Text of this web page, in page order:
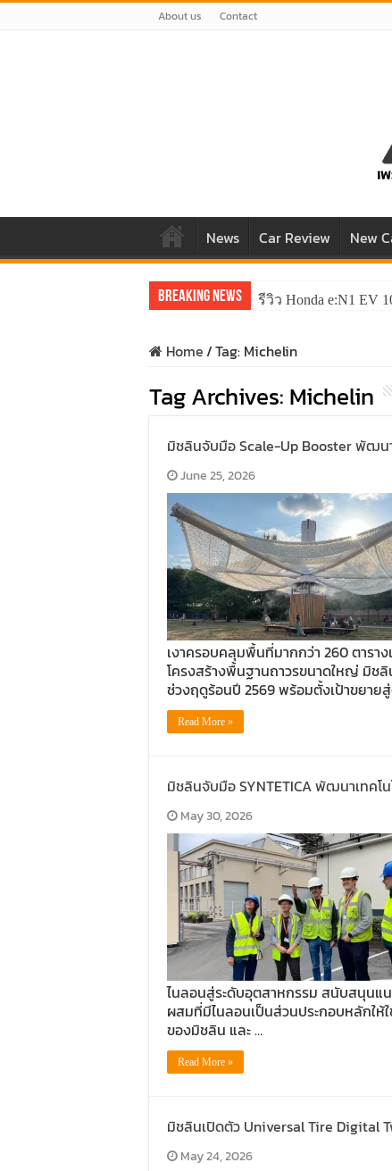
About us Contact
News Car Review New
Breaking News รีวิว ลองขับ All New
Home/Tag: Michelin
Tag Archives: Michelin
มิชลินจับมือ Scale-Up Booster พัฒนา
June 25, 2026
เงาครอบคลุมพื้นที่มากกว่า 260 ตารา
โครงสร้างพื้นฐานถาวรขนาดใหญ่ มิชลิ
ช่วงฤดูร้อนปี 2569 พร้อมตั้งเป้าขยาย
Read More »
มิชลินจับมือ SYNTETICA พัฒนาเทคโ
May 30, 2026
ไนลอนสู่ระดับอุตสาหกรรม สนับสนุนแ
ผสมที่มีไนลอนเป็นส่วนประกอบหลักให้
ของมิชลิน และ …
Read More »
มิชลินเปิดตัว Universal Tire Digital
May 24, 2026